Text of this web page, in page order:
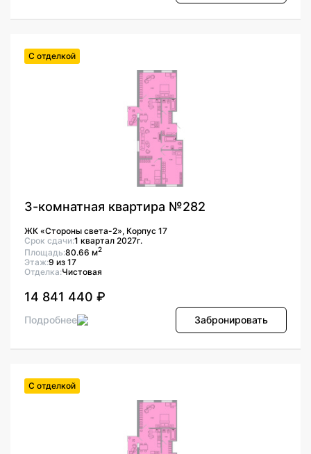
С отделкой
3-комнатная квартира №282
ЖК «Стороны света-2», Корпус 17
Срок сдачи:1 квартал 2027г.
Площадь:80.66 м2
Этаж:9 из 17
Отделка:Чистовая
14 841 440 ₽
Подробнее Забронировать
С отделкой